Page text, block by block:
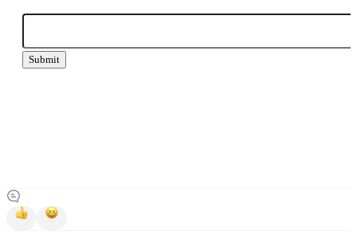
Submit